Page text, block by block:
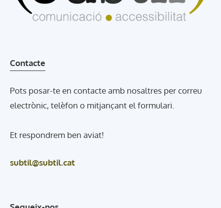
Contacte
Pots posar-te en contacte amb nosaltres per correu
electrònic, telèfon o mitjançant el formulari.
Et respondrem ben aviat!
subtil@subtil.cat